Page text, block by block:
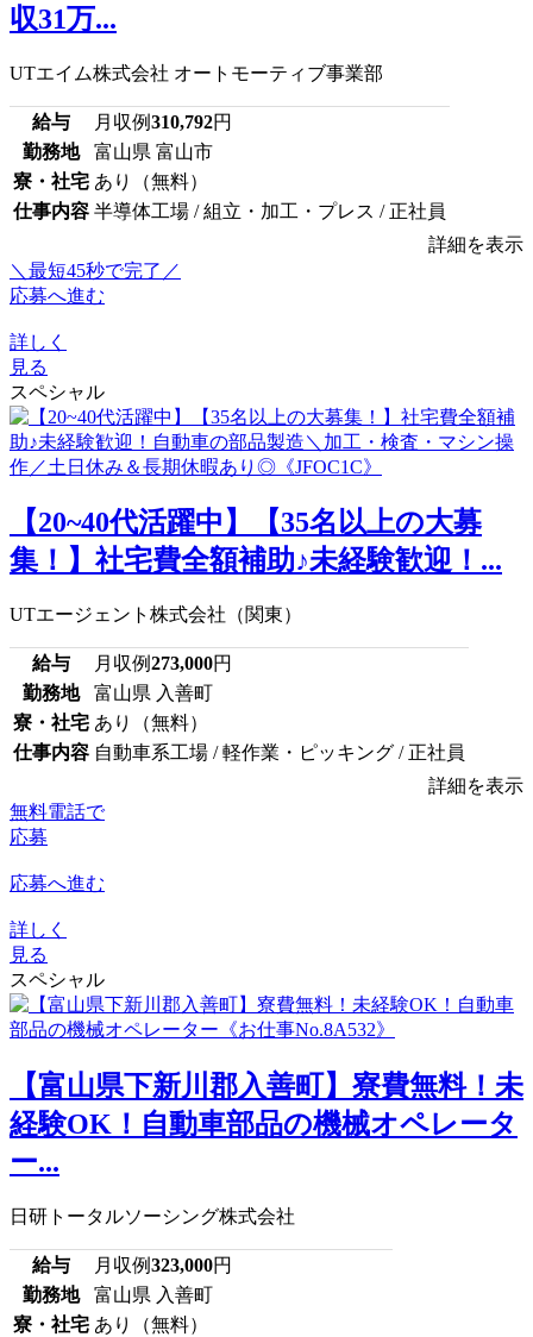
収31万...
UTエイム株式会社 オートモーティブ事業部
給与 月収例310,792円
勤務地
富山県 富山市
寮・社宅 あり（無料）
仕事内容 半導体工場 / 組立・加工・プレス / 正社員
詳細を表示
＼最短45秒で完了／
応募へ進む
詳しく
見る
スペシャル
【20~40代活躍中】【35名以上の大募
集！】社宅費全額補助♪未経験歓迎！...
UTエージェント株式会社（関東）
給与 月収例273,000円
勤務地
富山県 入善町
寮・社宅 あり（無料）
仕事内容 自動車系工場 / 軽作業・ピッキング / 正社員
詳細を表示
無料電話で
応募
応募へ進む
詳しく
見る
スペシャル
【富山県下新川郡入善町】寮費無料！未
経験OK！自動車部品の機械オペレータ
ー...
日研トータルソーシング株式会社
給与 月収例323,000円
勤務地
富山県 入善町
寮・社宅 あり（無料）